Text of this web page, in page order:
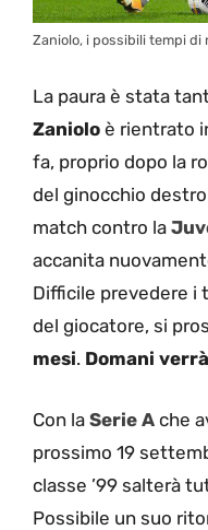
Zaniolo, i possibili tempi di
La paura è stata
Zaniolo è rientrato
fa, proprio dopo la
del ginocchio
match contro la
accanita
Difficile prevedere i
del giocatore, si
mesi. Domani
Con la Serie A che
prossimo 19
classe ’99 salterà
Possibile un suo